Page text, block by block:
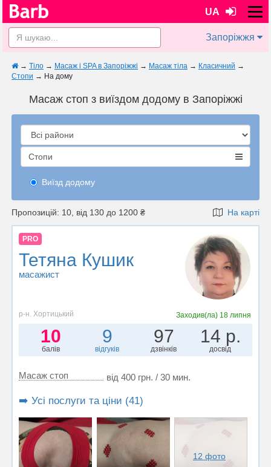
UA
Запоріжжя
→ Тіло → Масаж і SPA в Запоріжжі → Масаж тіла → Класичний →
Стопи → На дому
Масаж стоп з виїздом додому в Запоріжжі
Стопи
Виїзд додому
Пропозицій: 10, від 130 до 1200 ₴ На карті
PRO
Тетяна Кушик
масажист
р-н. Хортицький Заходив(ла) 18 липня
10
балів
9
відгуків
97
дзвінків
14 р.
досвід
Масаж стоп від 400 грн. / 30 мин.
➡️ Усі послуги та ціни (41)
12 фото